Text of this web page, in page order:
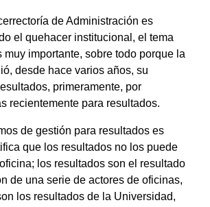
de Administración es
el quehacer institucional, el tema
muy importante, sobre todo porque la
desde hace varios años, su
primeramente, por
recientemente para resultados.
de gestión para resultados es
que los resultados no los puede
los resultados son el resultado
de una serie de actores de oficinas,
los resultados de la Universidad,